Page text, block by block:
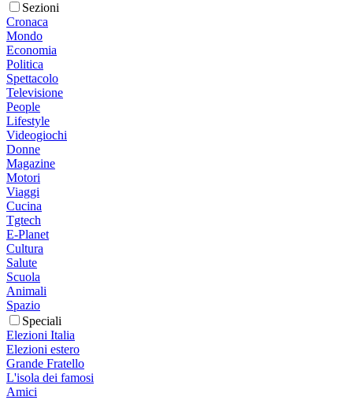
Sezioni
Cronaca
Mondo
Economia
Politica
Spettacolo
Televisione
People
Lifestyle
Videogiochi
Donne
Magazine
Motori
Viaggi
Cucina
Tgtech
E-Planet
Cultura
Salute
Scuola
Animali
Spazio
Speciali
Elezioni Italia
Elezioni estero
Grande Fratello
L'isola dei famosi
Amici